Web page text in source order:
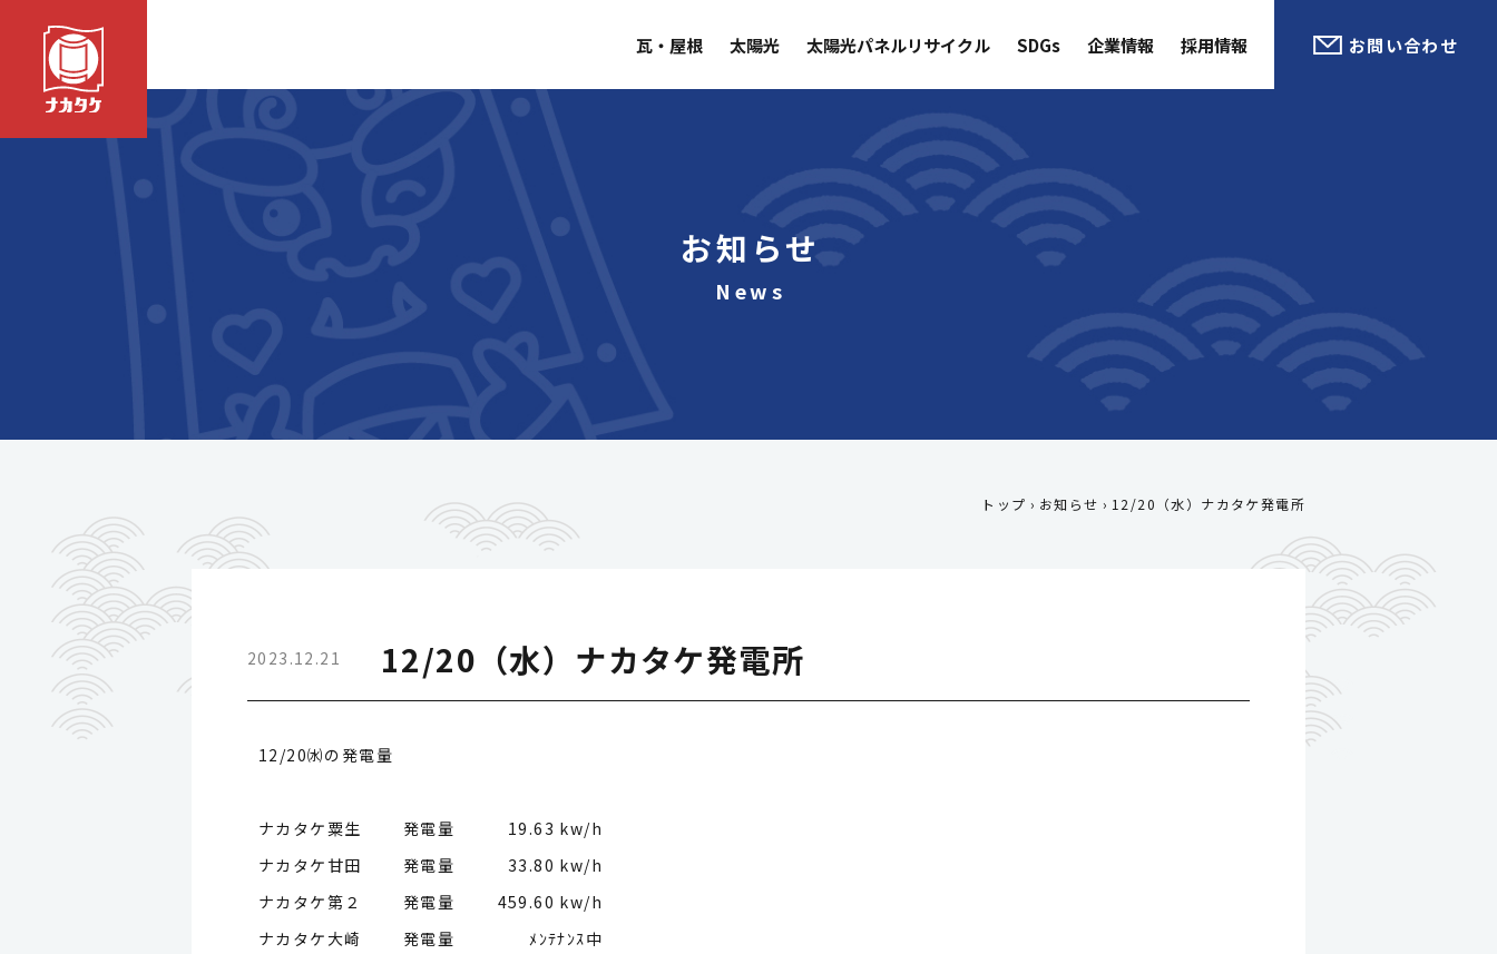
瓦・屋根 太陽光 太陽光パネルリサイクル SDGs 企業情報 採用情報 お問い合わせ
お知らせ
トップ お知らせ 12/20（水）ナカタケ発電所
2023.12.21 12/20（水）ナカタケ発電所
12/20㈬の発電量
ナカタケ粟生 発電量
19.63 kw/h
ナカタケ甘田 発電量
33.80 kw/h
ナカタケ第２ 発電量
459.60 kw/h
ナカタケ大崎 発電量
ﾒﾝﾃﾅﾝｽ中